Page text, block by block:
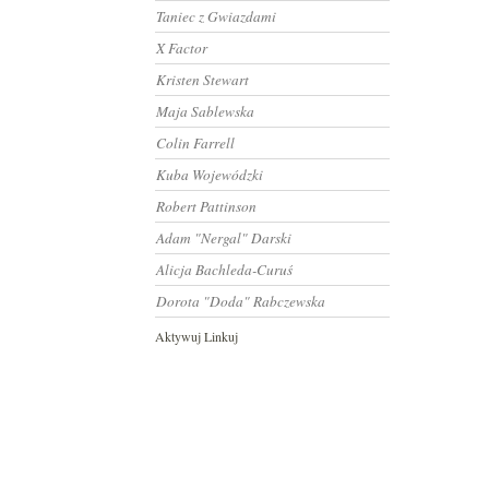
Taniec z Gwiazdami
X Factor
Kristen Stewart
Maja Sablewska
Colin Farrell
Kuba Wojewódzki
Robert Pattinson
Adam "Nergal" Darski
Alicja Bachleda-Curuś
Dorota "Doda" Rabczewska
Aktywuj Linkuj